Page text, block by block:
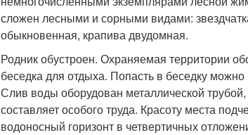
сложен лесными и сорными видами:
обыкновенная, крапива двудомная.
Родник обустроен. Охраняемая территории
беседка для отдыха. Попасть в беседку
Слив воды оборудован металлической
составляет особого труда. Красоту места
водоносный горизонт в четвертичных